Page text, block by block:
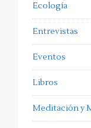
Ecología
Entrevistas
Eventos
Libros
Meditación y